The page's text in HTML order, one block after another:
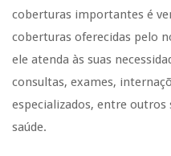
coberturas importantes é
coberturas oferecidas pelo
ele atenda às suas
consultas, exames,
especializados, entre outros
saúde.